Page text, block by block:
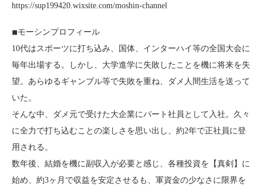
https://sup199420.wixsite.com/moshin-channel
◾︎モーシンプロフィール
10代はスポーツに打ち込み、国体、インターハイ等の全国大会に
毎年出場する。しかし、大学進学に失敗したことを機に将来を失
望。あらゆるギャンブル等で失敗を重ね、ダメ人間生活を送って
いた。
そんな中、ダメ元で受けた大企業にパート社員として入社。久々
に全力で打ち込むことの楽しさを思い出し、約2年で正社員に登
用される。
数年後、結婚を機に副収入が必要と感じ、各種投資を【真剣】に
始め、約3ヶ月で収益を安定させるも、軍資金の少なさに限界を